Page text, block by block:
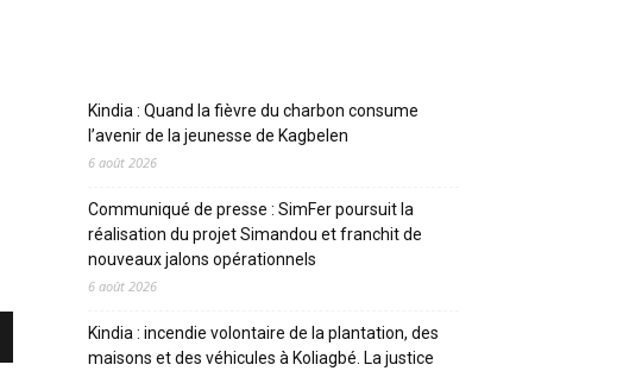
Kindia : Quand la fièvre du charbon consume
l’avenir de la jeunesse de Kagbelen
6 août 2026
Communiqué de presse : SimFer poursuit la
réalisation du projet Simandou et franchit de
nouveaux jalons opérationnels
6 août 2026
Kindia : incendie volontaire de la plantation, des
maisons et des véhicules à Koliagbé. La justice